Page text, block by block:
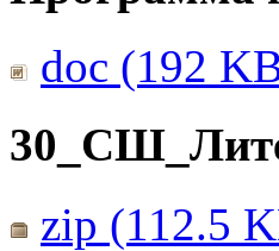
doc (192
zip (112.5